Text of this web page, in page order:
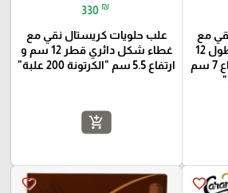
مع
غطاء شكل مستطيل طول 12
سم و عرض 6 سم و ارتفاع 7 سم
330 ₪
علب حلويات كريستال نقي مع
غطاء شكل دائري قطر 12 سم و
ارتفاع 5.5 سم "الكرتونة 200 علبة"
add_shopping_cart
favorite_border
favorite_border